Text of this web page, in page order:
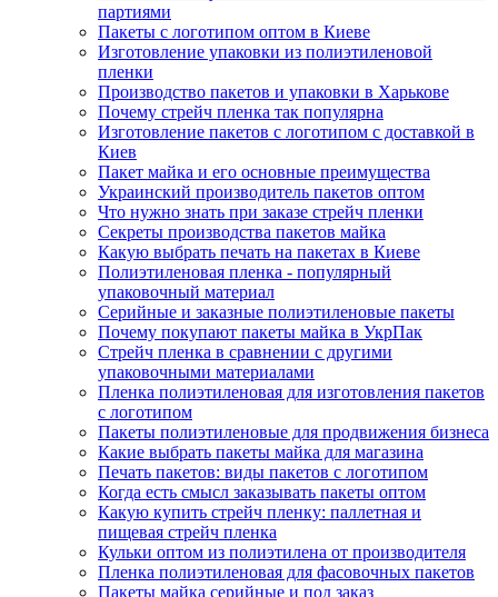
партиями
Пакеты с логотипом оптом в Киеве
Изготовление упаковки из полиэтиленовой
пленки
Производство пакетов и упаковки в Харькове
Почему стрейч пленка так популярна
Изготовление пакетов с логотипом с доставкой в
Киев
Пакет майка и его основные преимущества
Украинский производитель пакетов оптом
Что нужно знать при заказе стрейч пленки
Секреты производства пакетов майка
Какую выбрать печать на пакетах в Киеве
Полиэтиленовая пленка - популярный
упаковочный материал
Серийные и заказные полиэтиленовые пакеты
Почему покупают пакеты майка в УкрПак
Стрейч пленка в сравнении с другими
упаковочными материалами
Пленка полиэтиленовая для изготовления пакетов
с логотипом
Пакеты полиэтиленовые для продвижения бизнеса
Какие выбрать пакеты майка для магазина
Печать пакетов: виды пакетов с логотипом
Когда есть смысл заказывать пакеты оптом
Какую купить стрейч пленку: паллетная и
пищевая стрейч пленка
Кульки оптом из полиэтилена от производителя
Пленка полиэтиленовая для фасовочных пакетов
Пакеты майка серийные и под заказ